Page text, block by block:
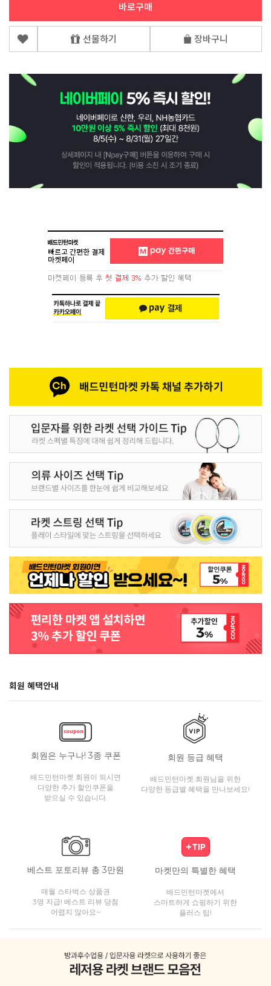
바로구매
선물하기 장바구니
회원 혜택안내
회원은 누구나! 3종 쿠폰
배드민턴마켓 회원이 되시면
다양한 추가 할인쿠폰을
받으실 수 있습니다.
회원 등급 혜택
배드민턴마켓 회원님을 위한
다양한 등급별 혜택을 만나보세요!
베스트 포토리뷰 총 3만원
매월 스타벅스 상품권
3명 지급! 베스트 리뷰 당첨
어렵지 않아요~
마켓만의 특별한 혜택
배드민턴마켓에서
스마트하게 쇼핑하기 위한
플러스 팁!